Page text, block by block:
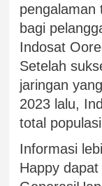
pengalaman
bagi
Indosat
Setelah
jaringan
2023 lalu,
total
Informasi
Happy